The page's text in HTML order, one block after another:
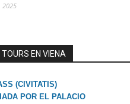
2025
EN VIENA
(CIVITATIS)
POR EL PALACIO